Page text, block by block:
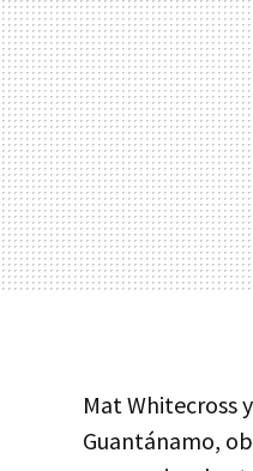
Mat Whitecross
Guantánamo,